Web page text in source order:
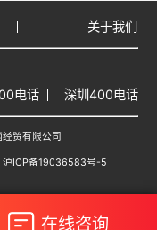
关于我们
电话 深圳400电话
贸有限公司
沪ICP备19036583号-5
在线咨询